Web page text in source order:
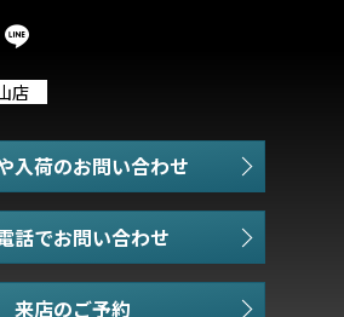
店
入荷のお問い合わせ
話でお問い合わせ